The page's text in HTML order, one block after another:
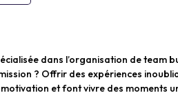
dans l’organisation de team
? Offrir des expériences
et font vivre des moments